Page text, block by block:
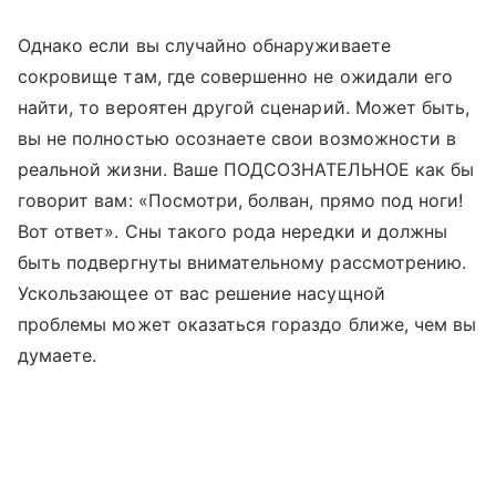
Однако если вы случайно обнаруживаете
сокровище там, где совершенно не ожидали его
найти, то вероятен другой сценарий. Может быть,
вы не полностью осознаете свои возможности в
реальной жизни. Ваше ПОДСОЗНАТЕЛЬНОЕ как бы
говорит вам: «Посмотри, болван, прямо под ноги!
Вот ответ». Сны такого рода нередки и должны
быть подвергнуты внимательному рассмотрению.
Ускользающее от вас решение насущной
проблемы может оказаться гораздо ближе, чем вы
думаете.